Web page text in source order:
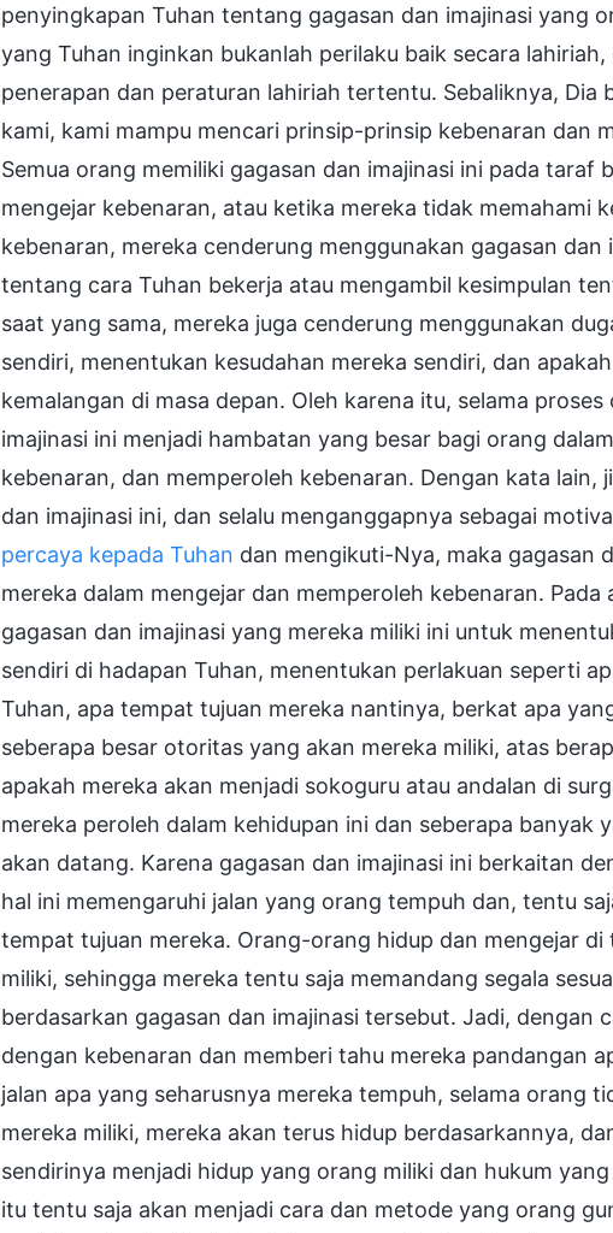
penyingkapan Tuhan tentang gagasan dan imajinasi yang
yang Tuhan inginkan bukanlah perilaku baik secara
penerapan dan peraturan lahiriah tertentu. Sebaliknya, Dia
kami, kami mampu mencari prinsip-prinsip kebenaran dan
Semua orang memiliki gagasan dan imajinasi ini pada taraf
mengejar kebenaran, atau ketika mereka tidak memahami
kebenaran, mereka cenderung menggunakan gagasan
tentang cara Tuhan bekerja atau mengambil kesimpulan
saat yang sama, mereka juga cenderung menggunakan
sendiri, menentukan kesudahan mereka sendiri, dan
kemalangan di masa depan. Oleh karena itu, selama
imajinasi ini menjadi hambatan yang besar bagi orang
kebenaran, dan memperoleh kebenaran. Dengan kata lain,
dan imajinasi ini, dan selalu menganggapnya sebagai
percaya kepada Tuhan dan mengikuti-Nya, maka gagasan
mereka dalam mengejar dan memperoleh kebenaran.
gagasan dan imajinasi yang mereka miliki ini untuk
sendiri di hadapan Tuhan, menentukan perlakuan seperti
Tuhan, apa tempat tujuan mereka nantinya, berkat apa
seberapa besar otoritas yang akan mereka miliki, atas
apakah mereka akan menjadi sokoguru atau andalan di
mereka peroleh dalam kehidupan ini dan seberapa banyak
akan datang. Karena gagasan dan imajinasi ini berkaitan
hal ini memengaruhi jalan yang orang tempuh dan, tentu
tempat tujuan mereka. Orang-orang hidup dan mengejar
miliki, sehingga mereka tentu saja memandang segala
berdasarkan gagasan dan imajinasi tersebut. Jadi, dengan
dengan kebenaran dan memberi tahu mereka pandangan
jalan apa yang seharusnya mereka tempuh, selama orang
mereka miliki, mereka akan terus hidup berdasarkannya,
sendirinya menjadi hidup yang orang miliki dan hukum
itu tentu saja akan menjadi cara dan metode yang orang